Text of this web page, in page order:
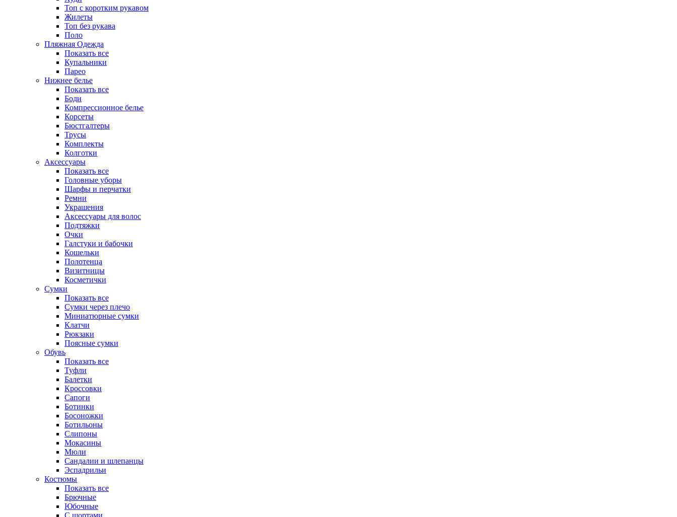
Топ с коротким рукавом
Жилеты
Топ без рукава
Поло
Пляжная Одежда
Показать все
Купальники
Парео
Нижнее белье
Показать все
Боди
Компрессионное белье
Корсеты
Бюстгалтеры
Трусы
Комплекты
Колготки
Аксессуары
Показать все
Головные уборы
Шарфы и перчатки
Ремни
Украшения
Аксессуары для волос
Подтяжки
Очки
Галстуки и бабочки
Кошельки
Полотенца
Визитницы
Косметички
Сумки
Показать все
Сумки через плечо
Миниатюрные cумки
Клатчи
Рюкзаки
Поясные сумки
Обувь
Показать все
Туфли
Балетки
Кроссовки
Сапоги
Ботинки
Босоножки
Ботильоны
Слипоны
Мокасины
Мюли
Сандалии и шлепанцы
Эспадрильи
Костюмы
Показать все
Брючные
Юбочные
С шортами